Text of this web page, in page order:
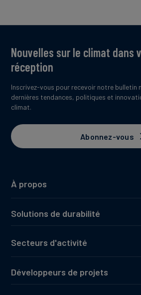
À propos
Solutions de durabilité
Secteurs d'activité
Développeurs de projets
Nouvelles sur le climat dans
réception
Inscrivez-vous pour recevoir notre bulletin
dernières tendances, politiques et
climat.
Abonnez-vous